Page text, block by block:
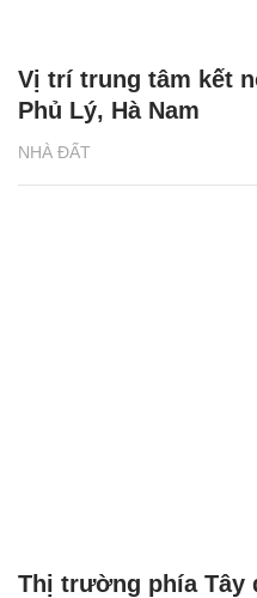
NHÀ ĐẤT
Vị trí trung tâm kết
Phủ Lý, Hà Nam
Thị trường phía Tây